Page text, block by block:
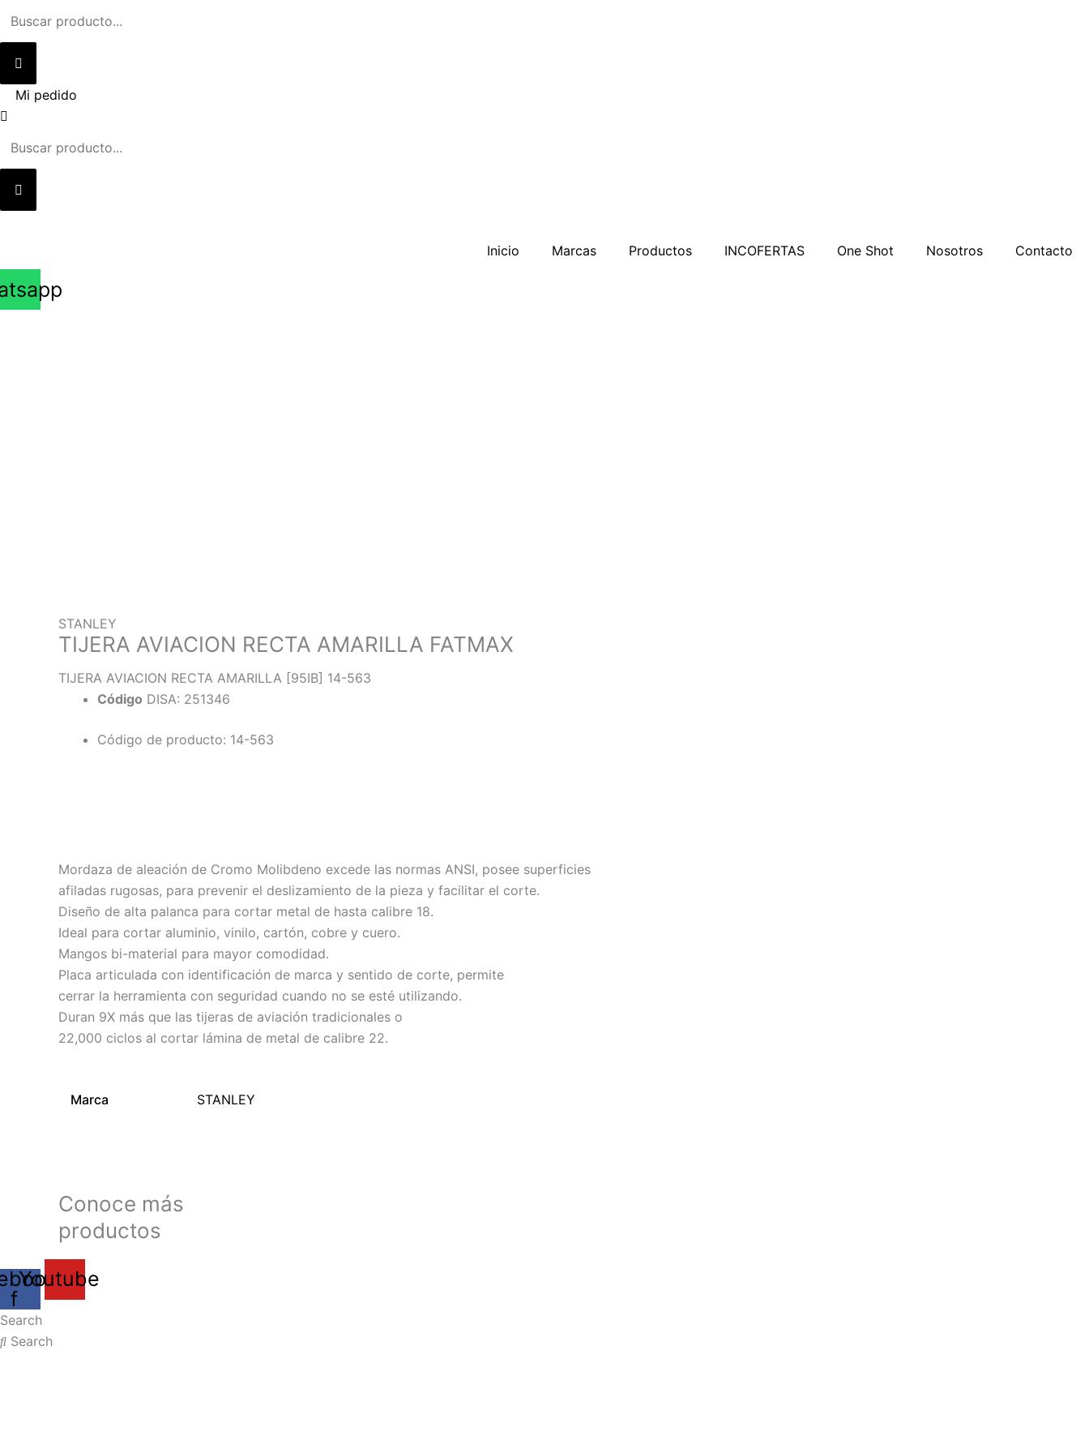
Mi pedido
Inicio Marcas Productos INCOFERTAS One Shot Nosotros Contacto
STANLEY
TIJERA AVIACION RECTA AMARILLA FATMAX
TIJERA AVIACION RECTA AMARILLA [95IB] 14-563
Código DISA: 251346
Código de producto: 14-563
Mordaza de aleación de Cromo Molibdeno excede las normas ANSI, posee superficies
afiladas rugosas, para prevenir el deslizamiento de la pieza y facilitar el corte.
Diseño de alta palanca para cortar metal de hasta calibre 18.
Ideal para cortar aluminio, vinilo, cartón, cobre y cuero.
Mangos bi-material para mayor comodidad.
Placa articulada con identificación de marca y sentido de corte, permite
cerrar la herramienta con seguridad cuando no se esté utilizando.
Duran 9X más que las tijeras de aviación tradicionales o
22,000 ciclos al cortar lámina de metal de calibre 22.
Marca STANLEY
Conoce más
productos
f
Youtube
Search
Search